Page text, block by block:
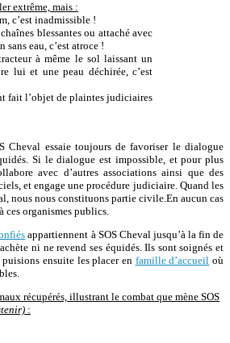
extrême, mais :
c’est inadmissible !
blessantes ou attaché avec
eau, c’est atroce !
à même le sol laissant un
lui et une peau déchirée, c’est
fait l’objet de plaintes judiciaires
Cheval essaie toujours de favoriser le dialogue
Si le dialogue est impossible, et pour plus
avec d’autres associations ainsi que des
et engage une procédure judiciaire. Quand les
nous nous constituons partie civile.En aucun cas
ces organismes publics.
appartiennent à SOSCheval jusqu’à la fin de
ni ne revend ses équidés.Ils sont soignés et
ensuite les placer en famille d’accueil où
récupérés, illustrant le combat que mène SOS
: